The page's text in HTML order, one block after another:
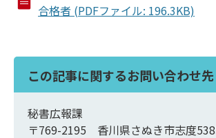
合格者 (PDFファイル: 196.3KB)
この記事に関するお問い合わせ先
秘書広報課
〒769-2195 香川県さぬき市志度